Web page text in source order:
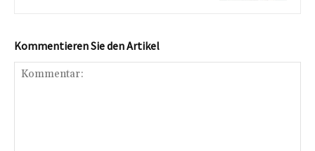
Kommentieren Sie den Artikel